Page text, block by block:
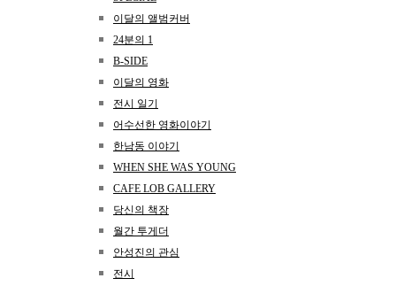
이달의 앨범커버
24분의 1
B-SIDE
이달의 영화
전시 일기
어수선한 영화이야기
한남동 이야기
WHEN SHE WAS YOUNG
CAFE LOB GALLERY
당신의 책장
월간 투게더
안성진의 관심
전시